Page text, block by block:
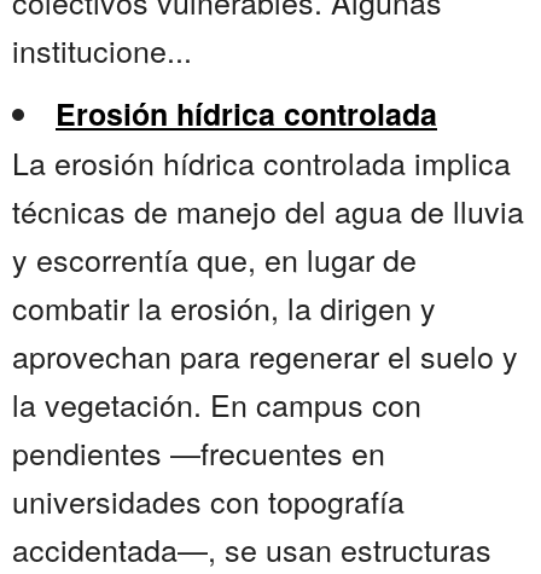
institucione...
Erosión hídrica controlada
La erosión hídrica controlada implica
técnicas de manejo del agua de lluvia
y escorrentía que, en lugar de
combatir la erosión, la dirigen y
aprovechan para regenerar el suelo y
la vegetación. En campus con
pendientes —frecuentes en
universidades con topografía
accidentada—, se usan estructuras